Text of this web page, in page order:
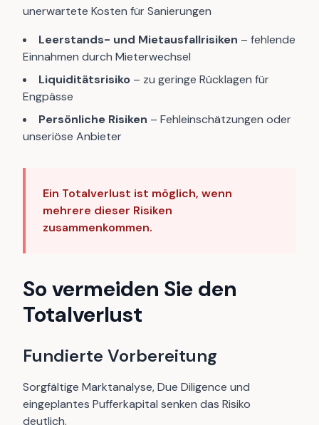
unerwartete Kosten für Sanierungen
Leerstands- und Mietausfallrisiken – fehlende
Einnahmen durch Mieterwechsel
Liquiditätsrisiko – zu geringe Rücklagen für
Engpässe
Persönliche Risiken – Fehleinschätzungen oder
unseriöse Anbieter
Ein Totalverlust ist möglich, wenn
mehrere dieser Risiken
zusammenkommen.
So vermeiden Sie den
Totalverlust
Fundierte Vorbereitung
Sorgfältige Marktanalyse, Due Diligence und
eingeplantes Pufferkapital senken das Risiko
deutlich.